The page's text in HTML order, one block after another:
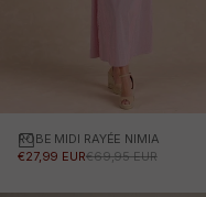
Choisissez des options
ROBE MIDI RAYÉE NIMIA
PRIX PROMOTIONNEL
€27,99 EURPRIX NORMAL
€69,95 EUR